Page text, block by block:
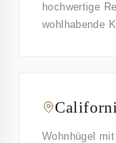
hochwertige
wohlhabende
Wohnhügel